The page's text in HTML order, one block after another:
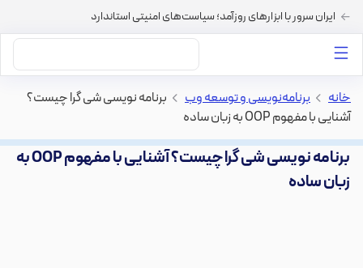
ایران سرور با ابزارهای روزآمد؛ سیاست‌های امنیتی استاندارد
خانه > برنامه‌نویسی و توسعه وب > برنامه نویسی شی گرا چیست؟
آشنایی با مفهوم OOP به زبان ساده
برنامه نویسی شی گرا چیست؟ آشنایی با مفهوم OOP به
زبان ساده